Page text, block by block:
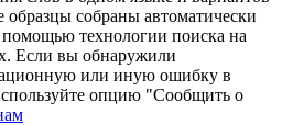
образцы собраны автоматически
технологии поиска на
Если вы обнаружили
или иную ошибку в
опцию "Сообщить о